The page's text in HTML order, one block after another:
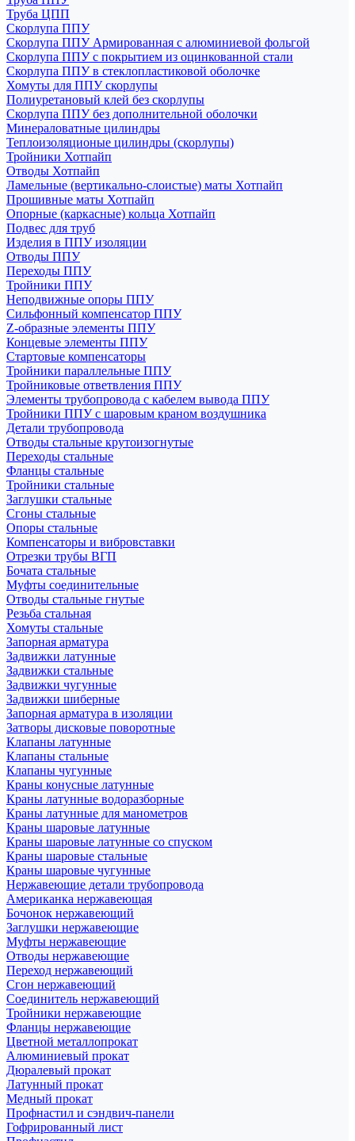
Труба ЦПП
Скорлупа ППУ
Скорлупа ППУ Армированная с алюминиевой фольгой
Скорлупа ППУ с покрытием из оцинкованной стали
Скорлупа ППУ в стеклопластиковой оболочке
Хомуты для ППУ скорлупы
Полиуретановый клей без скорлупы
Скорлупа ППУ без дополнительной оболочки
Минераловатные цилиндры
Теплоизоляционые цилиндры (скорлупы)
Тройники Хотпайп
Отводы Хотпайп
Ламельные (вертикально-слоистые) маты Хотпайп
Прошивные маты Хотпайп
Опорные (каркасные) кольца Хотпайп
Подвес для труб
Изделия в ППУ изоляции
Отводы ППУ
Переходы ППУ
Тройники ППУ
Неподвижные опоры ППУ
Cильфонный компенсатор ППУ
Z-образные элементы ППУ
Концевые элементы ППУ
Стартовые компенсаторы
Тройники параллельные ППУ
Тройниковые ответвления ППУ
Элементы трубопровода с кабелем вывода ППУ
Тройники ППУ с шаровым краном воздушника
Детали трубопровода
Отводы стальные крутоизогнутые
Переходы стальные
Фланцы стальные
Тройники стальные
Заглушки стальные
Сгоны стальные
Опоры стальные
Компенсаторы и вибровставки
Отрезки трубы ВГП
Бочата стальные
Муфты соединительные
Отводы стальные гнутые
Резьба стальная
Хомуты стальные
Запорная арматура
Задвижки латунные
Задвижки стальные
Задвижки чугунные
Задвижки шиберные
Запорная арматура в изоляции
Затворы дисковые поворотные
Клапаны латунные
Клапаны стальные
Клапаны чугунные
Краны конусные латунные
Краны латунные водоразборные
Краны латунные для манометров
Краны шаровые латунные
Краны шаровые латунные со спуском
Краны шаровые стальные
Краны шаровые чугунные
Нержавеющие детали трубопровода
Американка нержавеющая
Бочонок нержавеющий
Заглушки нержавеющие
Муфты нержавеющие
Отводы нержавеющие
Переход нержавеющий
Сгон нержавеющий
Соединитель нержавеющий
Тройники нержавеющие
Фланцы нержавеющие
Цветной металлопрокат
Алюминиевый прокат
Дюралевый прокат
Латунный прокат
Медный прокат
Профнастил и сэндвич-панели
Гофрированный лист